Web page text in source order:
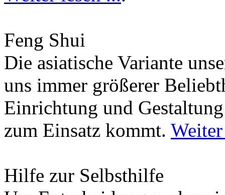
Feng Shui
Die asiatische Variante
uns immer größerer
Einrichtung und
zum Einsatz kommt.
Hilfe zur Selbsthilfe